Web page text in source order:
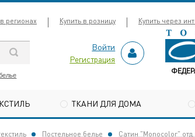
регионах Купить в розницу Купить через
Войти
Регистрация
ТКАНИ ДЛЯ ДОМА
Постельное белье Сатин "Monocolor"